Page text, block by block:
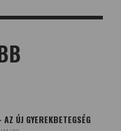
ÚJ GYEREKBETEGSÉG